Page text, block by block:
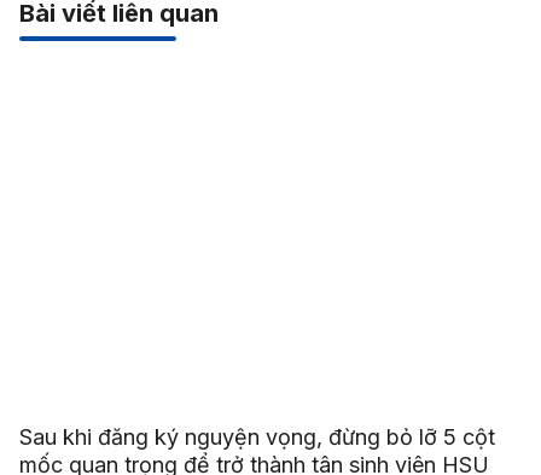
Bài viết liên quan
Sau khi đăng ký nguyện vọng, đừng bỏ lỡ 5 cột
mốc quan trọng để trở thành tân sinh viên HSU